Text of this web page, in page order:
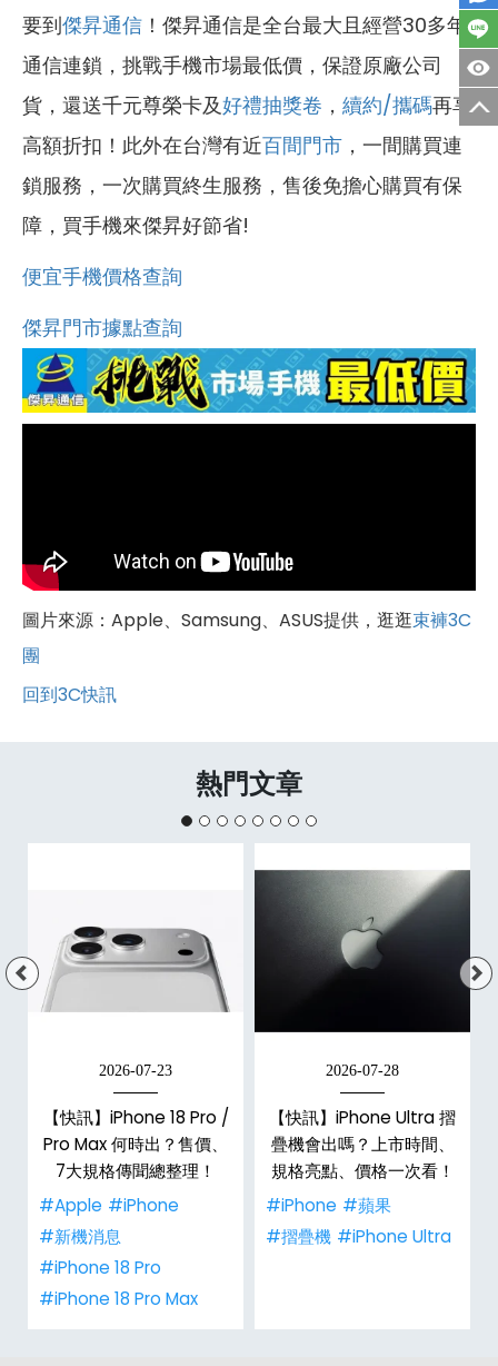
要到傑昇通信 ！傑昇通信是全台最大且經營30多年
通信連鎖，挑戰手機市場最低價，保證原廠公司
貨，還送千元尊榮卡及好禮抽獎卷 ， 續約/攜碼再享
高額折扣！此外在台灣有近百間門市 ，一間購買連
鎖服務，一次購買終生服務，售後免擔心購買有保
障，買手機來傑昇好節省!
便宜手機價格查詢
傑昇門市據點查詢
圖片來源：Apple、Samsung、ASUS提供，逛逛束褲3C
團
回到3C快訊
熱門文章
2026-07-23
【快訊】iPhone 18 Pro /
Pro Max 何時出？售價、
7大規格傳聞總整理！
#Apple #iPhone
#新機消息
#iPhone 18 Pro
#iPhone 18 Pro Max
2026-07-28
【快訊】iPhone Ultra 摺
疊機會出嗎？上市時間、
規格亮點、價格一次看！
#iPhone #蘋果
#摺疊機 #iPhone Ultra